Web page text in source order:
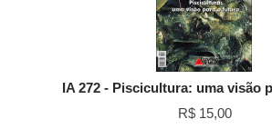
IA 272 - Piscicultura: uma visão
R$ 15,00